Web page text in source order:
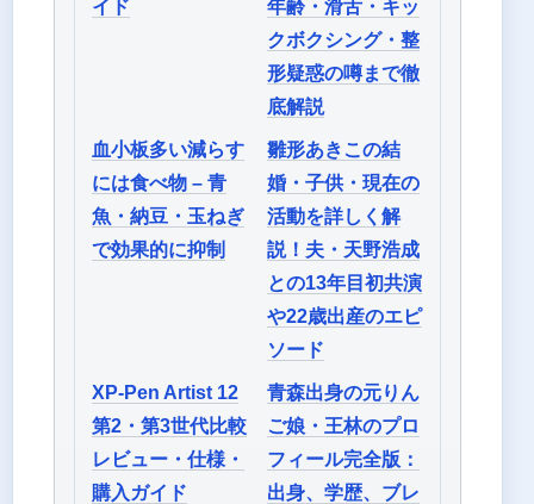
イド
年齢・滑舌・キッ
クボクシング・整
形疑惑の噂まで徹
底解説
血小板多い減らす
には食べ物 – 青
魚・納豆・玉ねぎ
で効果的に抑制
雛形あきこの結
婚・子供・現在の
活動を詳しく解
説！夫・天野浩成
との13年目初共演
や22歳出産のエピ
ソード
XP-Pen Artist 12
第2・第3世代比較
レビュー・仕様・
購入ガイド
青森出身の元りん
ご娘・王林のプロ
フィール完全版：
出身、学歴、ブレ